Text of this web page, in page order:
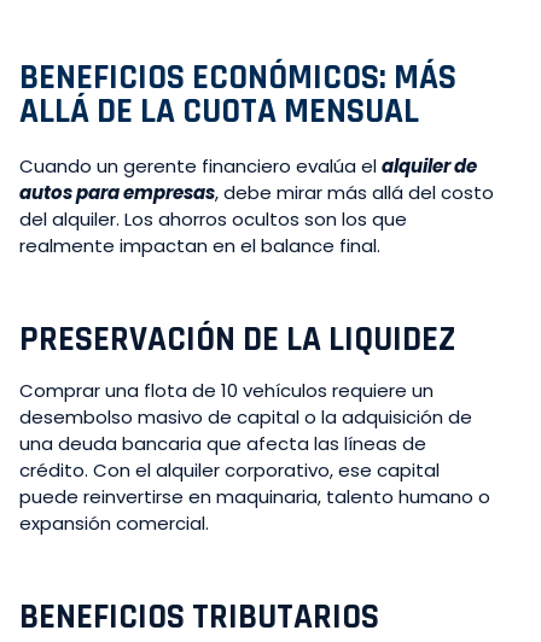
BENEFICIOS ECONÓMICOS: MÁS
ALLÁ DE LA CUOTA MENSUAL
Cuando un gerente financiero evalúa elalquiler de
autos para empresas, debe mirar más allá del costo
del alquiler. Los ahorros ocultos son los que
realmente impactan en el balance final.
PRESERVACIÓN DE LA LIQUIDEZ
Comprar una flota de 10 vehículos requiere un
desembolso masivo de capital o la adquisición de
una deuda bancaria que afecta las líneas de
crédito. Con el alquiler corporativo, ese capital
puede reinvertirse en maquinaria, talento humano o
expansión comercial.
BENEFICIOS TRIBUTARIOS